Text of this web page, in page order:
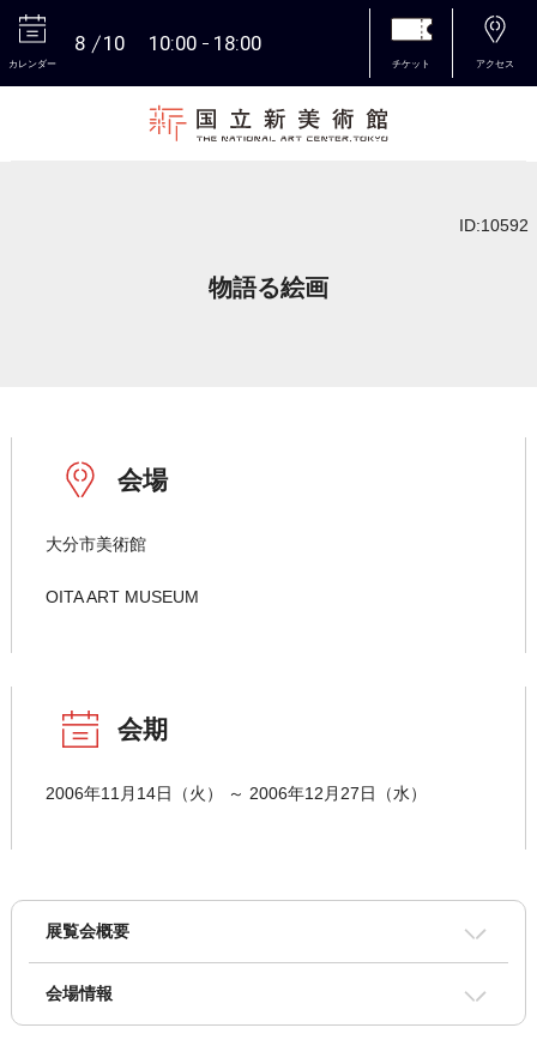
カレンダー
8 10 10:00 18:00
チケット アクセス
ID:10592
物語る絵画
会場
大分市美術館
OITA ART MUSEUM
会期
2006年11月14日（火） ～ 2006年12月27日（水）
展覧会概要
会場情報